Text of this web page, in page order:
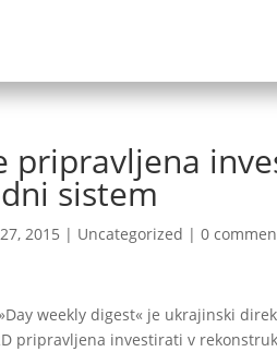
pripravljena
sistem
2015 | Uncategorized |0
weekly digest« je ukrajinski
pripravljena investirati v